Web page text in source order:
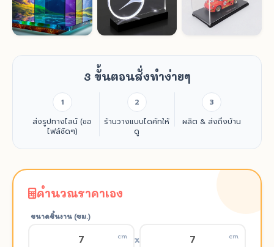
3 ขั้นตอนสั่งทำง่ายๆ
1
ส่งรูปทางไลน์ (ขอ
ไฟล์ชัดๆ)
2
ร้านวางแบบไดคัทให้
ดู
3
ผลิต & ส่งถึงบ้าน
คำนวณราคาเอง
ขนาดชิ้นงาน (ซม.)
cm x cm